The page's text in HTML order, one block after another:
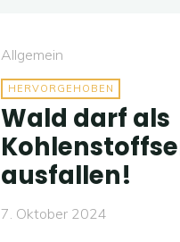
Allgemein
HERVORGEHOBEN
Wald darf als
ausfallen!
7. Oktober 2024